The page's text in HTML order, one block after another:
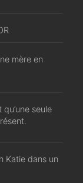
mère en
seule
Katie dans un